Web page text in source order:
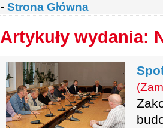
- Strona Główna
Artykuły wydania: